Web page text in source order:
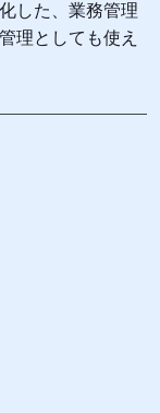
した、業務管理
理としても使え